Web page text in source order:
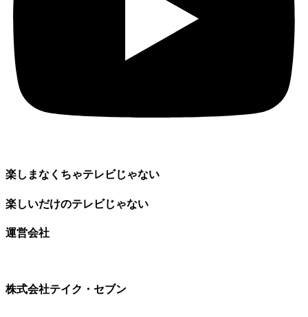
楽しまなくちゃテレビじゃない
楽しいだけのテレビじゃない
運営会社
株式会社テイク・セブン